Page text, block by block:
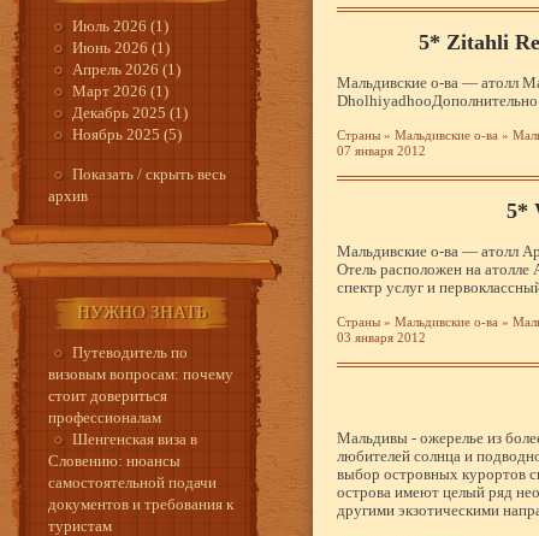
Июль 2026 (1)
Июнь 2026 (1)
Апрель 2026 (1)
Март 2026 (1)
Декабрь 2025 (1)
Ноябрь 2025 (5)
Показать / скрыть весь
архив
НУЖНО ЗНАТЬ
Путеводитель по
визовым вопросам: почему
стоит довериться
профессионалам
Шенгенская виза в
Словению: нюансы
самостоятельной подачи
документов и требования к
туристам
5* Zitahli
Мальдивские о-ва — атолл
Страны » Мальдивские о-ва »
07 января 2012
5*
Мальдивские о-ва — атолл
Отель расположен на
спектр услуг и
Страны » Мальдивские о-ва »
03 января 2012
Мальдивы - ожерелье из
любителей солнца и
выбор островных курортов
острова имеют целый ряд
другими экзотическими